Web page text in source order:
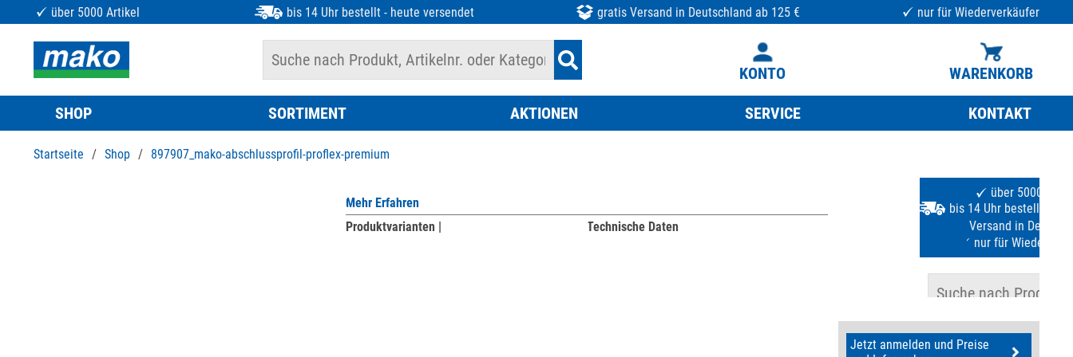
über 5000 Artikel bis 14 Uhr bestellt - heute versendet gratis Versand in Deutschland ab 125 € nur für Wiederverkäufer
KONTO WARENKORB
SHOP SORTIMENT AKTIONEN SERVICE KONTAKT
Startseite / Shop / 897907_mako-abschlussprofil-proflex-premium
Mehr Erfahren
Produktvarianten |
Technische Daten
Jetzt anmelden und Preise